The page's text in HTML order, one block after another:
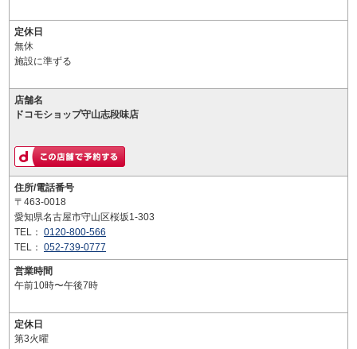
定休日
無休
施設に準ずる
店舗名
ドコモショップ守山志段味店
住所/電話番号
〒463-0018
愛知県名古屋市守山区桜坂1-303
TEL： 0120-800-566
TEL： 052-739-0777
営業時間
午前10時〜午後7時
定休日
第3火曜